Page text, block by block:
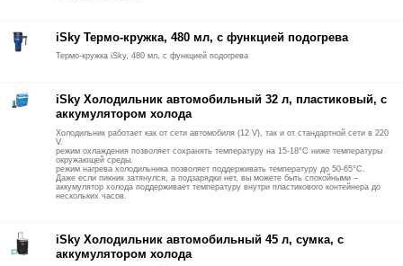
iSky Термо-кружка, 480 мл, с функцией подогрева
Термо-кружка iSky, 480 мл, с функцией подогрева
iSky Холодильник автомобильный 32 л, пластиковый, с
аккумулятором холода
Холодильник работает как от сети автомобиля (12 V), так и от стандартной сети в 220
V.
режим охлаждения позволяет сохранять температуру на 15-18°С ниже температуры
окружающей среды.
режим нагрева холодильника позволяет поддерживать температуру до 50-65°С.
Даже если пикник затянулся, а подзарядки нет, вы можете быть спокойными –
аккумулятор холода поддерживает температуру внутри пластикового контейнера до
нескольких часов.
iSky Холодильник автомобильный 45 л, сумка, с
аккумулятором холода